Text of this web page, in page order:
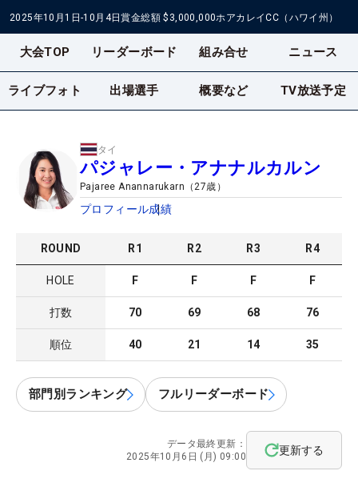
2025年10月1日-10月4日賞金総額 $3,000,000ホアカレイCC（ハワイ州）
大会TOP リーダーボード 組み合せ ニュース
ライブフォト 出場選手 概要など TV放送予定
タイ
パジャレー・アナナルカルン
Pajaree Anannarukarn （27歳）
プロフィール成績
ROUND R1 R2 R3 R4
HOLE F F F F
打数 70 69 68 76
順位 40 21 14 35
部門別ランキング フルリーダーボード
データ最終更新：
2025年10月6日 (月) 09:00
更新する